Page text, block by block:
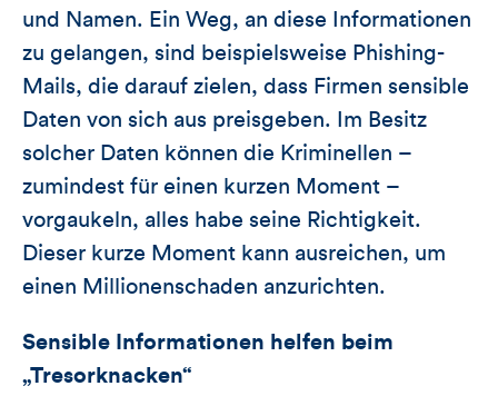
und Namen. Ein Weg, an diese Informationen
zu gelangen, sind beispielsweise Phishing-
Mails, die darauf zielen, dass Firmen sensible
Daten von sich aus preisgeben. Im Besitz
solcher Daten können die Kriminellen –
zumindest für einen kurzen Moment –
vorgaukeln, alles habe seine Richtigkeit.
Dieser kurze Moment kann ausreichen, um
einen Millionenschaden anzurichten.
Sensible Informationen helfen beim
„Tresorknacken“